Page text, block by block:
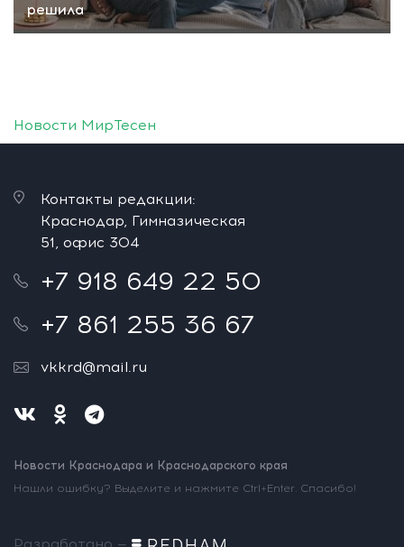
решила
Новости МирТесен
Контакты редакции:
Краснодар, Гимназическая
51, офис 304
+7 918 649 22 50
+7 861 255 36 67
vkkrd@mail.ru
Новости Краснодара и Краснодарского края
Нашли ошибку? Выделите и нажмите Ctrl+Enter. Спасибо!